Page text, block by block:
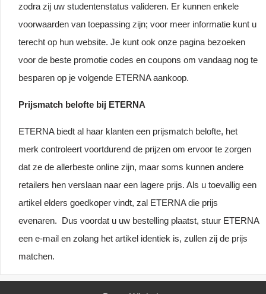
zodra zij uw studentenstatus valideren. Er kunnen enkele
voorwaarden van toepassing zijn; voor meer informatie kunt u
terecht op hun website. Je kunt ook onze pagina bezoeken
voor de beste promotie codes en coupons om vandaag nog te
besparen op je volgende ETERNA aankoop.
Prijsmatch belofte bij ETERNA
ETERNA biedt al haar klanten een prijsmatch belofte, het
merk controleert voortdurend de prijzen om ervoor te zorgen
dat ze de allerbeste online zijn, maar soms kunnen andere
retailers hen verslaan naar een lagere prijs. Als u toevallig een
artikel elders goedkoper vindt, zal ETERNA die prijs
evenaren. Dus voordat u uw bestelling plaatst, stuur ETERNA
een e-mail en zolang het artikel identiek is, zullen zij de prijs
matchen.